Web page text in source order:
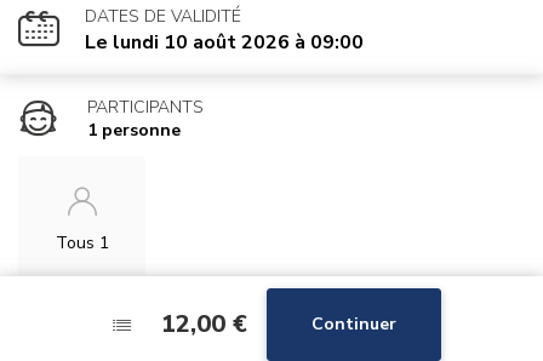
DATES DE VALIDITÉ
Le lundi 10 août 2026 à 09:00
PARTICIPANTS
1 personne
Tous 1
12,00 € Continuer
12,00 € Continuer